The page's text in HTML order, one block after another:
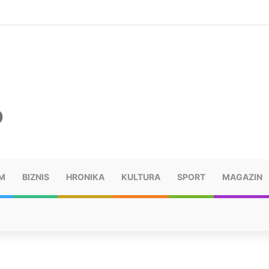
BIZNIS HRONIKA KULTURA SPORT MAGAZIN